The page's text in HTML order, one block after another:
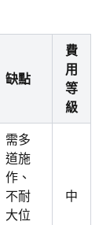
缺點
費
用
等
級
需多
道施
作、
不耐
大位
中